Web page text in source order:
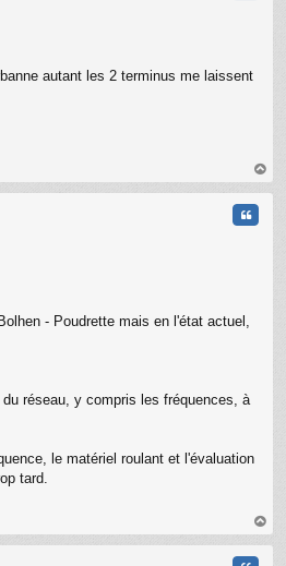
autant les 2 terminus me laissent
au
- Poudrette mais en l'état actuel,
réseau, y compris les fréquences, à
le matériel roulant et l'évaluation
tard.
au